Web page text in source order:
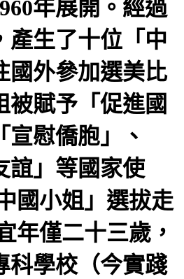
年展開。經過
產生了十位「中
國外參加選美比
被賦予「促進國
宣慰僑胞」、
誼」等國家使
國小姐」選拔走
年僅二十三歲，
科學校（今實踐